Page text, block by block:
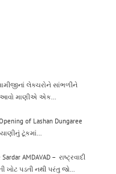
લેક્ચરોને સાંભળીને
આવો માણીએ એક...
of Lashan Dungaree
ટૂંકમાં...
AMDAVAD – રાષ્ટ્રવાદી
ખોટ પડતી નથી પરંતુ જો...